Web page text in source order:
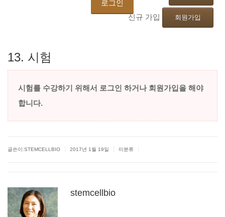
신규 가입 회원가입
13. 시험
시험를 수강하기 위해서 로그인 하거나 회원가입을 해야
합니다.
글쓴이:STEMCELLBIO 2017년 1월 19일 미분류
stemcellbio